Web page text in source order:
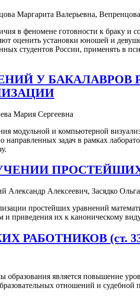
Маргарита Валерьевна,
в феномене готовности к браку
оценить установки юношей и
студентов России, применять в
У БАКАЛАВРОВ
Мария Сергеевна
модульной и компьютерной
направленных задач в рамках
Александр Алексеевич, Засядко
простейших уравнений
и приведения их к каноническому
РАБОТНИКОВ (ст.
является повышение
отношений и